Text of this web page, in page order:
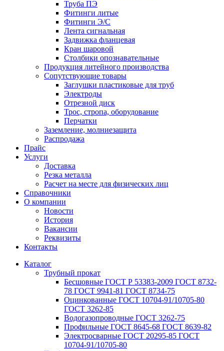
Труба ПЭ
Фитинги литые
Фитинги Э/С
Лента сигнальная
Задвижка фланцевая
Кран шаровой
Столбики опознавательные
Продукция литейного производства
Сопутствующие товары
Заглушки пластиковые для труб
Электроды
Отрезной диск
Трос, стропа, оборудование
Перчатки
Заземление, молниезащита
Распродажа
Прайс
Услуги
Доставка
Резка металла
Расчет на месте для физических лиц
Справочники
О компании
Новости
История
Вакансии
Реквизиты
Контакты
Каталог
Трубный прокат
Беcшовные ГОСТ Р 53383-2009 ГОСТ 8732-
78 ГОСТ 9941-81 ГОСТ 8734-75
Оцинкованные ГОСТ 10704-91/10705-80
ГОСТ 3262-85
Водогазопроводные ГОСТ 3262-75
Профильные ГОСТ 8645-68 ГОСТ 8639-82
Электросварные ГОСТ 20295-85 ГОСТ
10704-91/10705-80